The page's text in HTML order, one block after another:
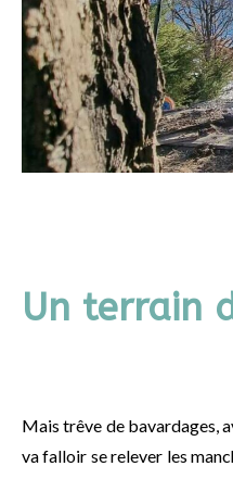
Un terrain
Mais trêve de bavardages,
va falloir se relever les